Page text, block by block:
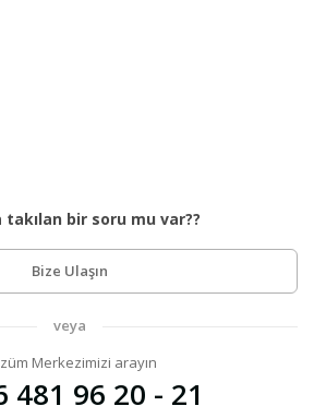
takılan bir soru mu var??
Bize Ulaşın
veya
Merkezimizi arayın
481 96 20 - 21